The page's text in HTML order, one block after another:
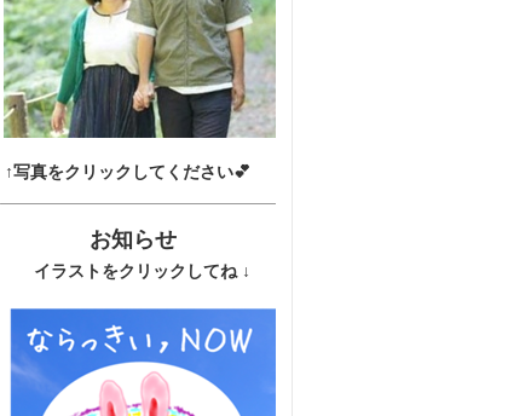
↑写真をクリックしてください💕
お知らせ
イラストをクリックしてね ↓